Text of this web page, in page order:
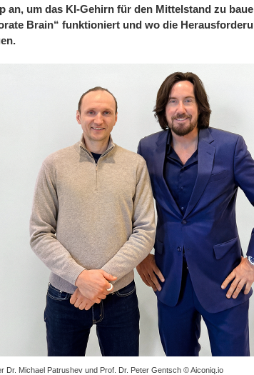
an, um das KI-Gehirn für den Mittelstand zu
Brain“ funktioniert und wo die
Dr. Michael Patrushev und Prof. Dr. Peter Gentsch © Aiconiq.io